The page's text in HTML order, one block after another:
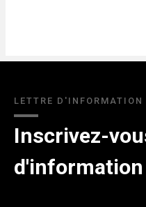
LETTRE D'INFORMATION
Inscrivez-
d'information